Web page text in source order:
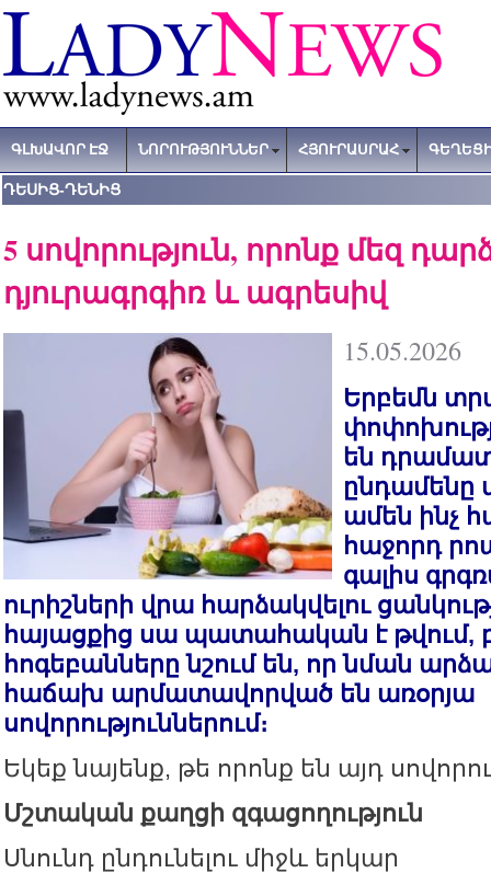
ԳԼԽԱՎՈՐ ԷՋ ՆՈՐՈՒԹՅՈՒՆՆԵՐ ՀՅՈՒՐԱՍՐԱՀ
ԴԵՍԻՑ-ԴԵՆԻՑ
5 սովորություն, որոնք մեզ
դյուրագրգիռ և ագրեսիվ
15.05.2026
Երբեմն
են
ընդամենը
ամեն ինչ
հաջորդ
գալիս
ուրիշների վրա հարձակվելու
հայացքից սա պատահական է թվում,
հոգեբանները նշում են, որ նման
հաճախ արմատավորված են առօրյա
սովորություններում։
Եկեք նայենք, թե որոնք են այդ
Մշտական քաղցի զգացողություն
Սնունդ ընդունելու միջև երկար